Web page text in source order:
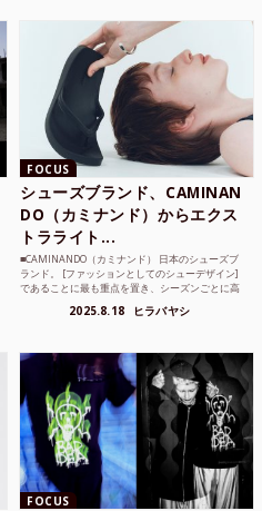
FOCUS
シューズブランド、CAMINAN
DO（カミナンド）からエクス
トラライト...
■CAMINANDO（カミナンド） 日本のシューズブ
ランド。 [ファッションとしてのシューデザイン]
であることに最も重点を置き、シーズンごとに高
2025.8.18 ヒラバヤシ
FOCUS